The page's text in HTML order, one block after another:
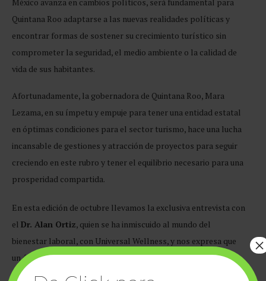
México avanza en cambios políticos, será fundamental para
Quintana Roo adaptarse a las nuevas realidades políticas y
encontrar formas de sostener su crecimiento turístico sin
comprometer la seguridad, el medio ambiente o la calidad de
vida de sus habitantes.
Afortunadamente, la gobernadora de Quintana Roo, Mara
Lezama, en su ímpetu y empuje para tener una entidad estatal
en óptimas condiciones para el sector turismo, hace una lucha
incansable de gestiones y atracción de proyectos para seguir
creciendo en este rubro y tener el equilibrio necesario para una
prosperidad compartida.
En esta edición de octubre llevamos la exclusiva entrevista con
el Dr. Alan Ortiz, quien se ha inmiscuido al mundo del
bienestar laboral, con Universal Wellness, y nos expresa que
un éxito empresarial es tener empleados felices para
empresas exitosas.
×